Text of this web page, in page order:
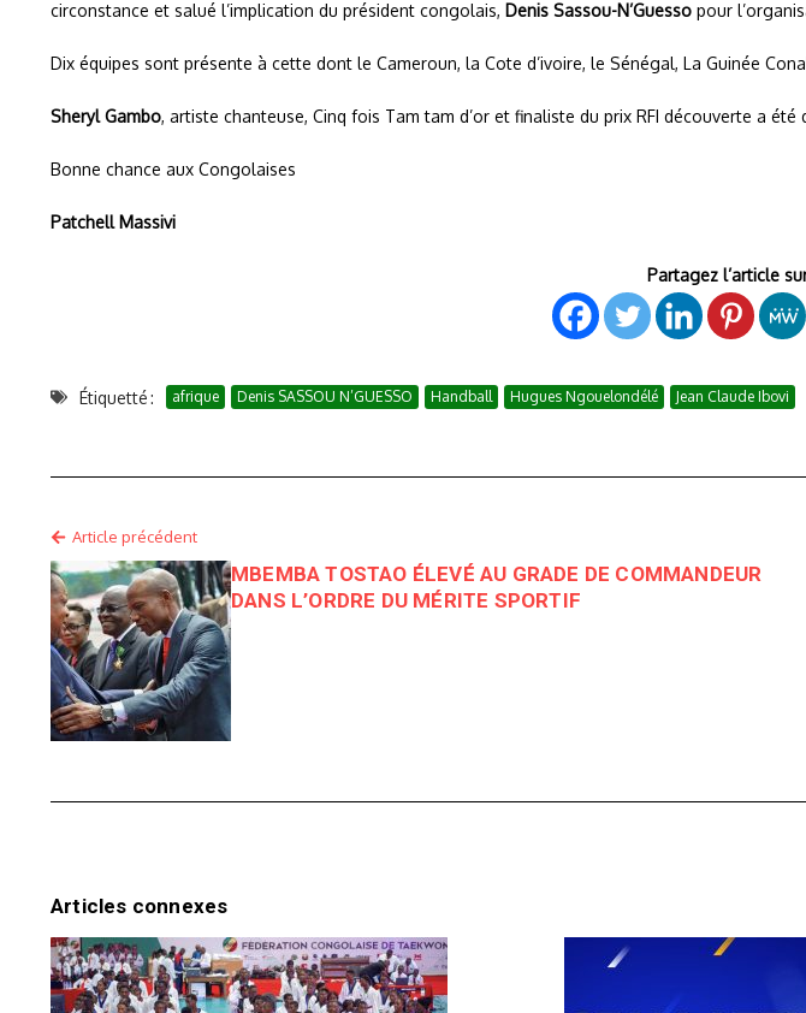
circonstance et salué l’implication du président congolais, Denis Sassou-N’Guesso pour
Dix équipes sont présente à cette dont le Cameroun, la Cote d’ivoire, le Sénégal, La Guinée
Sheryl Gambo, artiste chanteuse, Cinq fois Tam tam d’or et finaliste du prix RFI découverte a
Bonne chance aux Congolaises
Patchell Massivi
Partagez l’article
Étiquetté : afrique Denis SASSOU N’GUESSO Handball Hugues Ngouelondélé Jean Claude Ibovi
Article précédent
MBEMBA TOSTAO ÉLEVÉ AU GRADE DE COMMANDEUR
DANS L’ORDRE DU MÉRITE SPORTIF
Articles connexes